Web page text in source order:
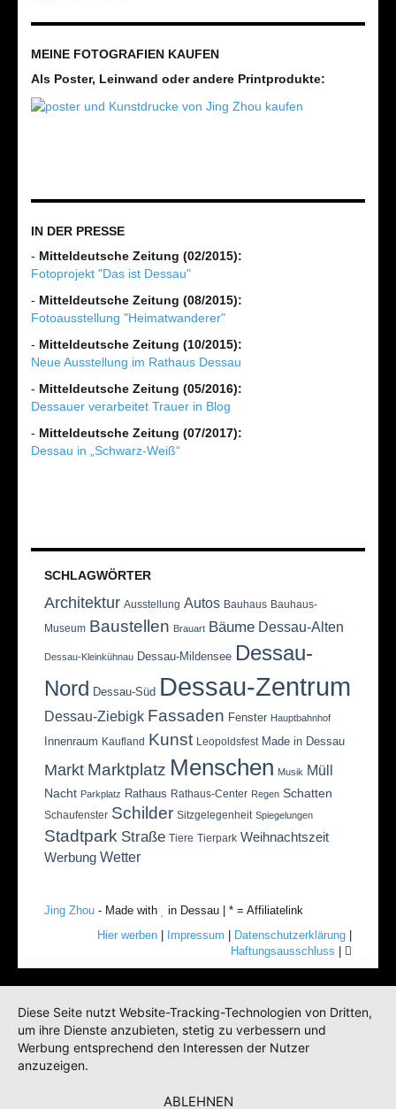
MEINE FOTOGRAFIEN KAUFEN
Als Poster, Leinwand oder andere Printprodukte:
IN DER PRESSE
- Mitteldeutsche Zeitung (02/2015):
Fotoprojekt "Das ist Dessau"
- Mitteldeutsche Zeitung (08/2015):
Fotoausstellung "Heimatwanderer"
- Mitteldeutsche Zeitung (10/2015):
Neue Ausstellung im Rathaus Dessau
- Mitteldeutsche Zeitung (05/2016):
Dessauer verarbeitet Trauer in Blog
- Mitteldeutsche Zeitung (07/2017):
Dessau in „Schwarz-Weiß“
SCHLAGWÖRTER
Architektur Ausstellung Autos Bauhaus Bauhaus-
Museum Baustellen Brauart Bäume Dessau-Alten
Dessau-Kleinkühnau Dessau-Mildensee Dessau-
Nord Dessau-Süd Dessau-Zentrum
Dessau-Ziebigk Fassaden Fenster Hauptbahnhof
Innenraum Kaufland Kunst Leopoldsfest Made in Dessau
Markt Marktplatz Menschen Musik Müll
Nacht Parkplatz Rathaus Rathaus-Center Regen Schatten
Schaufenster Schilder Sitzgelegenheit Spiegelungen
Stadtpark Straße Tiere Tierpark Weihnachtszeit
Werbung Wetter
Jing Zhou - Made with
in Dessau | * = Affiliatelink
Hier werben
Impressum Datenschutzerklärung
Haftungsausschluss
Diese Seite nutzt Website-Tracking-Technologien von Dritten,
um ihre Dienste anzubieten, stetig zu verbessern und
Werbung entsprechend den Interessen der Nutzer
anzuzeigen.
ABLEHNEN